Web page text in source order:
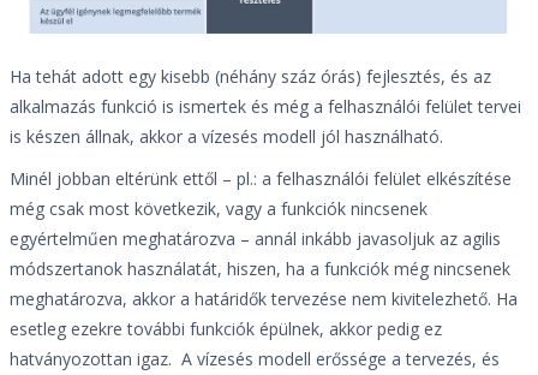
Ha tehát adott egy kisebb (néhány száz órás) fejlesztés, és az
alkalmazás funkció is ismertek és még a felhasználói felület tervei
is készen állnak, akkor a vízesés modell jól használható.
Minél jobban eltérünk ettől – pl.: a felhasználói felület elkészítése
még csak most következik, vagy a funkciók nincsenek
egyértelműen meghatározva – annál inkább javasoljuk az agilis
módszertanok használatát, hiszen, ha a funkciók még nincsenek
meghatározva, akkor a határidők tervezése nem kivitelezhető. Ha
esetleg ezekre további funkciók épülnek, akkor pedig ez
hatványozottan igaz. A vízesés modell erőssége a tervezés, és